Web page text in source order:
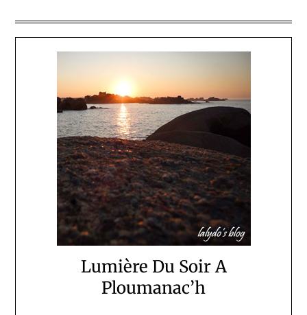
Lumière Du Soir A
Ploumanac’h